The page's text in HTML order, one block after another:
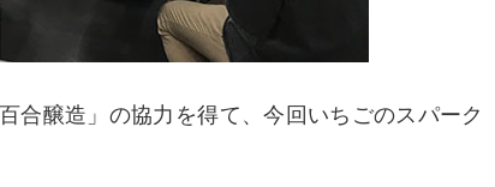
合醸造」の協力を得て、今回いちごのスパーク